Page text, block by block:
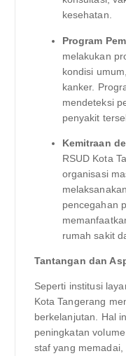
kesehatan.
Program
melakukan
kondisi
kanker.
mendeteksi
penyakit
Kemitraan
RSUD Kota
organisasi
pencegahan
rumah sakit
Tantangan dan
Seperti institusi
Kota Tangerang
berkelanjutan. Hal
peningkatan
staf yang